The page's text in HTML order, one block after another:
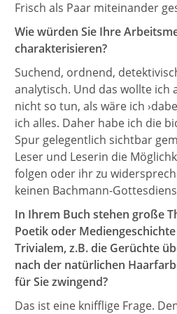
Frisch als Paar miteinander
Wie würden Sie Ihre
charakterisieren?
Suchend, ordnend,
analytisch. Und das wollte ich
nicht so tun, als wäre ich
ich alles. Daher habe ich die
Spur gelegentlich sichtbar
Leser und Leserin die
folgen oder ihr zu
keinen Bachmann-
In Ihrem Buch stehen große
Poetik oder
Trivialem, z.B. die Gerüchte
nach der natürlichen
für Sie zwingend?
Das ist eine knifflige Frage.